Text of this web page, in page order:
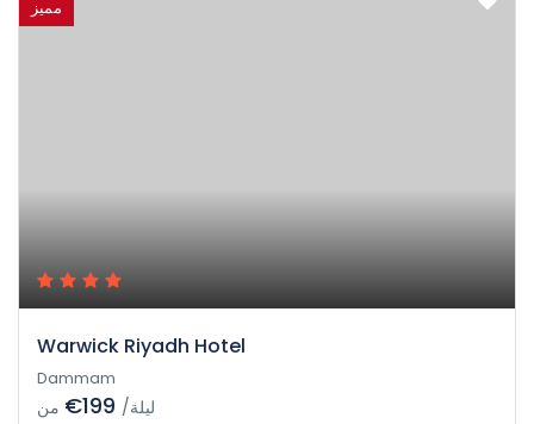
مميز
Warwick Riyadh Hotel
Dammam
من €199 /ليلة